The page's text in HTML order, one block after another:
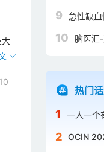
大
9
急性缺
班和双
10 脑医汇
热门
1 一人一个
2 OCIN